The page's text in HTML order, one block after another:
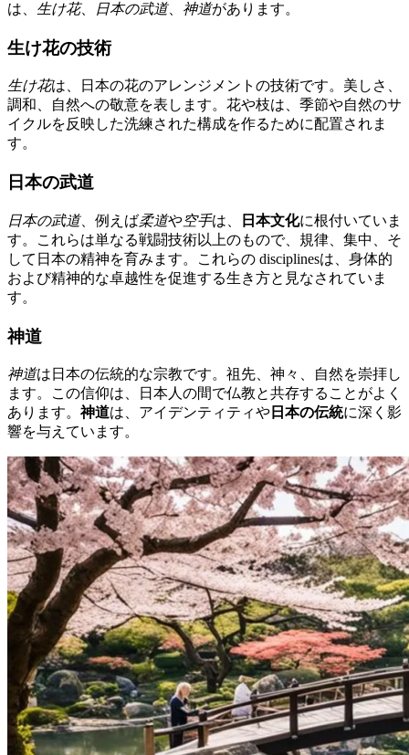
は、 生け花、 日本の武道、 神道があります。
生け花の技術
生け花は、日本の花のアレンジメントの技術です。美しさ、
調和、自然への敬意を表します。花や枝は、季節や自然のサ
イクルを反映した洗練された構成を作るために配置されま
す。
日本の武道
日本の武道、例えば柔道や空手は、 日本文化に根付いていま
す。これらは単なる戦闘技術以上のもので、規律、集中、そ
して日本の精神を育みます。これらの disciplinesは、身体的
および精神的な卓越性を促進する生き方と見なされていま
す。
神道
神道は日本の伝統的な宗教です。祖先、神々、自然を崇拝し
ます。この信仰は、日本人の間で仏教と共存することがよく
あります。神道は、アイデンティティや 日本の伝統に深く影
響を与えています。